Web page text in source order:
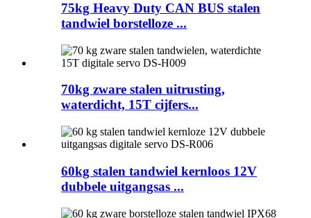
75kg Heavy Duty CAN BUS stalen
tandwiel borstelloze ...
70kg zware stalen uitrusting,
waterdicht, 15T cijfers...
60kg stalen tandwiel kernloos 12V
dubbele uitgangsas ...